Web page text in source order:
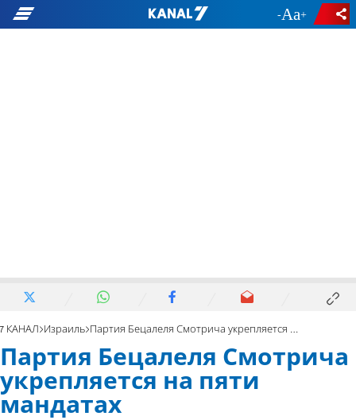
- +
7 КАНАЛ Израиль Партия Бецалеля Смотрича укрепляется на пяти мандатах
Партия Бецалеля Смотрича
укрепляется на пяти
мандатах